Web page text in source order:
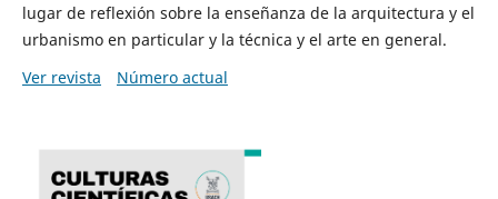
lugar de reflexión sobre la enseñanza de la arquitectura y el
urbanismo en particular y la técnica y el arte en general.
Ver revista
Número actual